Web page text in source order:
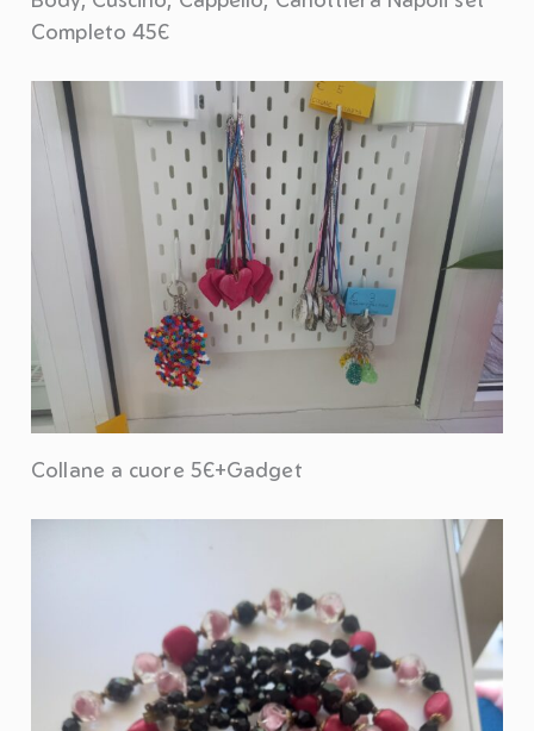
Completo 45€
Collane a cuore 5€+Gadget